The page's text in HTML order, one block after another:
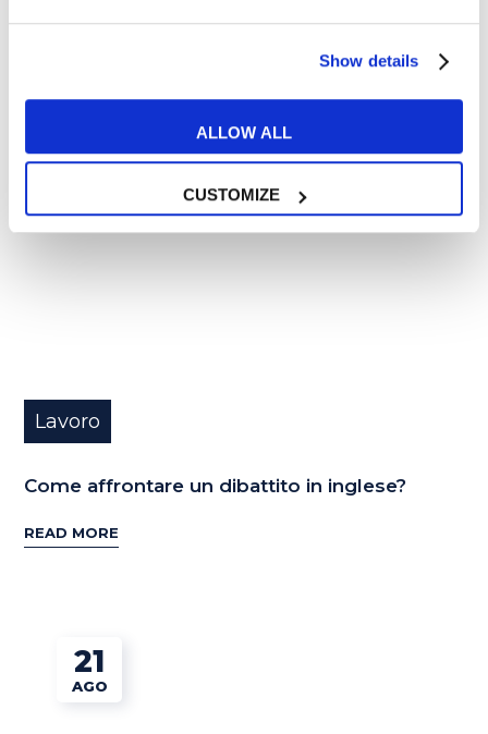
Show details
ALLOW ALL
CUSTOMIZE
Lavoro
Come affrontare un dibattito in inglese?
READ MORE
21
AGO